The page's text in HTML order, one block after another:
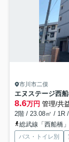
市川市二俣
エヌステージ西船
8.6万円 管理/共
2階 / 23.08㎡ / 1R
総武線「西船橋
バス・トイレ別